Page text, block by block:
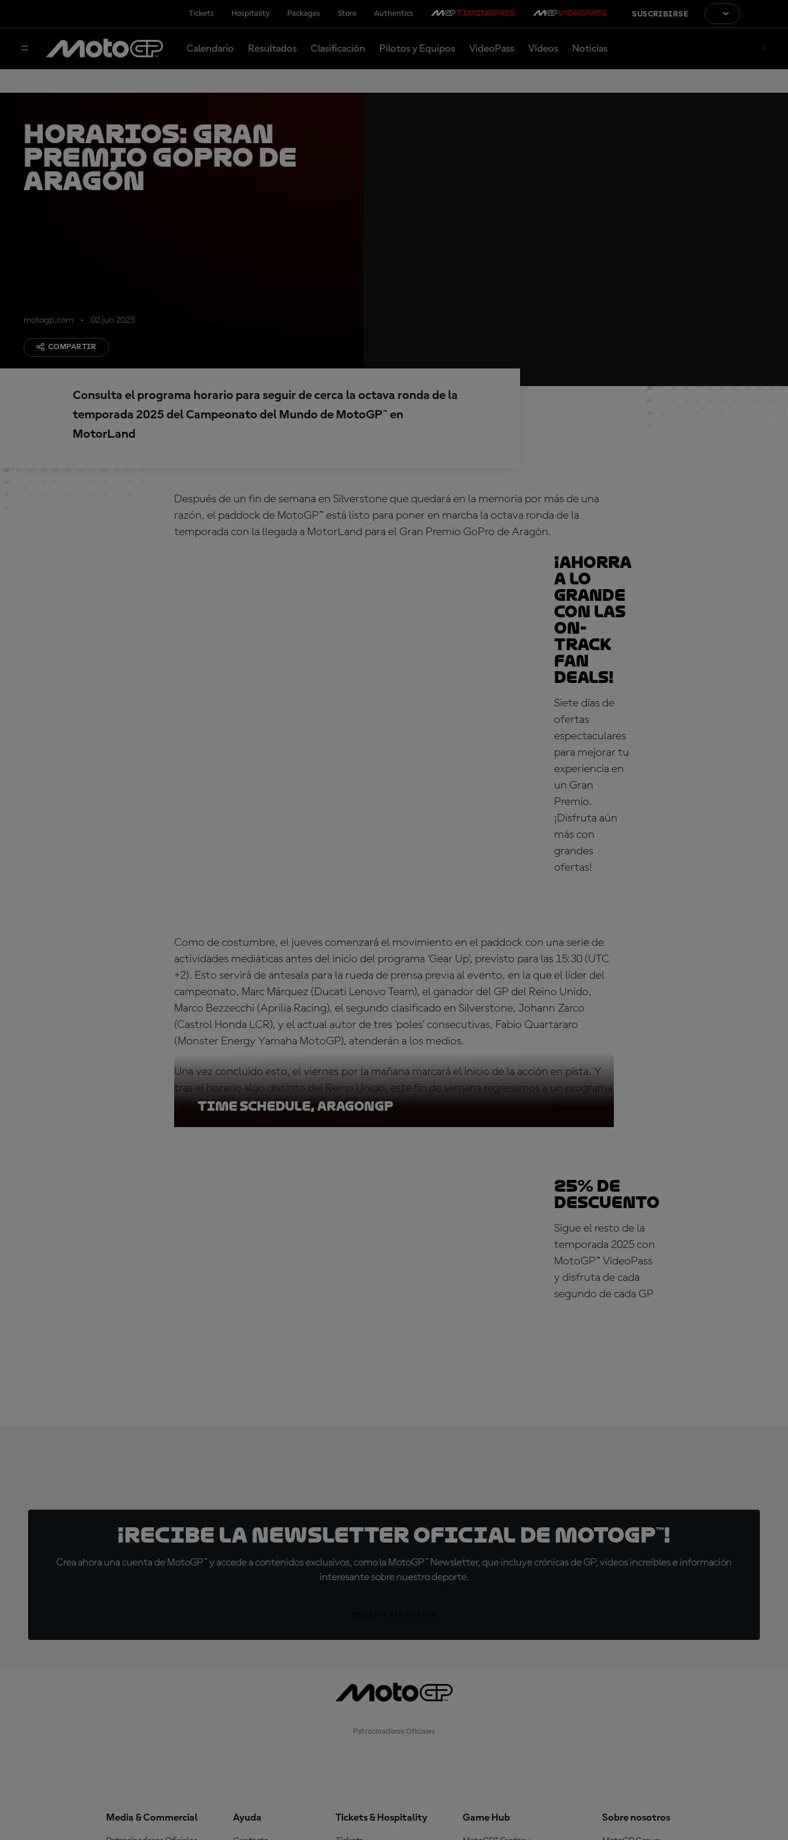
Tickets Hospitality Packages Store Authentics SUSCRIBIRSE
Calendario Resultados Clasificación Pilotos y Equipos VideoPass Vídeos Noticias
HORARIOS: Gran
Premio GoPro de
Aragón
motogp.com 02 jun 2025
COMPARTIR
Consulta el programa horario para seguir de cerca la octava ronda de la
temporada 2025 del Campeonato del Mundo de MotoGP™ en
MotorLand
Después de un fin de semana en Silverstone que quedará en la memoria por más de una
razón, el paddock de MotoGP™ está listo para poner en marcha la octava ronda de la
temporada con la llegada a MotorLand para el Gran Premio GoPro de Aragón.
¡Ahorra
a lo
grande
con las
On-
Track
Fan
Deals!
Siete días de
ofertas
espectaculares
para mejorar tu
experiencia en
un Gran
Premio.
¡Disfruta aún
más con
grandes
ofertas!
Como de costumbre, el jueves comenzará el movimiento en el paddock con una serie de
actividades mediáticas antes del inicio del programa 'Gear Up', previsto para las 15:30 (UTC
+2). Esto servirá de antesala para la rueda de prensa previa al evento, en la que el líder del
campeonato, Marc Márquez (Ducati Lenovo Team), el ganador del GP del Reino Unido,
Marco Bezzecchi (Aprilia Racing), el segundo clasificado en Silverstone, Johann Zarco
(Castrol Honda LCR), y el actual autor de tres 'poles' consecutivas, Fabio Quartararo
(Monster Energy Yamaha MotoGP), atenderán a los medios.
Una vez concluido esto, el viernes por la mañana marcará el inicio de la acción en pista. Y
tras el horario algo distinto del Reino Unido, este fin de semana regresamos a un programa
más familiar, como se detalla a continuación:
Time Schedule, AragonGP
25% DE
DESCUENTO
Sigue el resto de la
temporada 2025 con
MotoGP™ VideoPass
y disfruta de cada
segundo de cada GP
¡Recibe la Newsletter oficial de MotoGP™!
Crea ahora una cuenta de MotoGP™ y accede a contenidos exclusivos, como la MotoGP™ Newsletter, que incluye crónicas de GP, vídeos increíbles e información
interesante sobre nuestro deporte.
Patrocinadores Oficiales
Media & Commercial Ayuda Tickets & Hospitality Game Hub Sobre nosotros